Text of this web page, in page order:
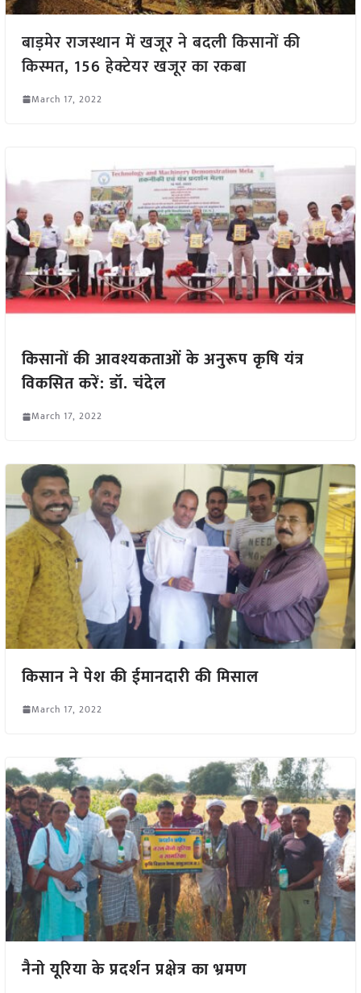
बाड़मेर राजस्थान में खजूर नेबदली किसानों की
किस्मत, 156हेक्टेयरखजूरका रकबा
March 17, 2022
किसानों की आवश्यकताओं के अनुरूप कृषि यंत्र
विकसित करें: डॉ. चंदेल
March 17, 2022
किसान ने पेश की ईमानदारी की मिसाल
March 17, 2022
नैनो यूरिया के प्रदर्शन प्रक्षेत्र का भ्रमण